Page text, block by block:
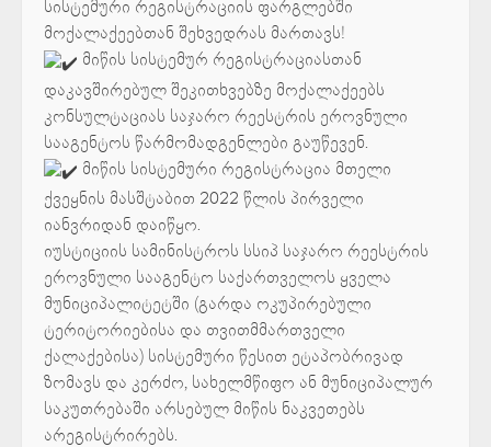
სისტემური რეგისტრაციის ფარგლებში
მოქალაქეებთან შეხვედრას მართავს!
მიწის სისტემურ რეგისტრაციასთან
დაკავშირებულ შეკითხვებზე მოქალაქეებს
კონსულტაციას საჯარო რეესტრის ეროვნული
სააგენტოს წარმომადგენლები გაუწევენ.
მიწის სისტემური რეგისტრაცია მთელი
ქვეყნის მასშტაბით 2022 წლის პირველი
იანვრიდან დაიწყო.
იუსტიციის სამინისტროს სსიპ საჯარო რეესტრის
ეროვნული სააგენტო საქართველოს ყველა
მუნიციპალიტეტში (გარდა ოკუპირებული
ტერიტორიებისა და თვითმმართველი
ქალაქებისა) სისტემური წესით ეტაპობრივად
ზომავს და კერძო, სახელმწიფო ან მუნიციპალურ
საკუთრებაში არსებულ მიწის ნაკვეთებს
არეგისტრირებს.